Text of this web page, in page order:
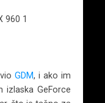
GDM, i ako im
izlaska GeForce